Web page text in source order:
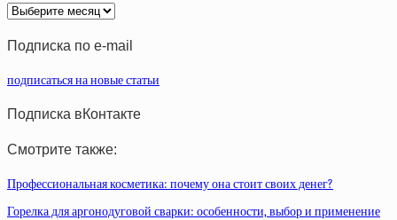
Архив
статей
Подписка по e-mail
подписаться на новые статьи
Подписка вКонтакте
Смотрите также:
Профессиональная косметика: почему она стоит своих денег?
Горелка для аргонодуговой сварки: особенности, выбор и применение